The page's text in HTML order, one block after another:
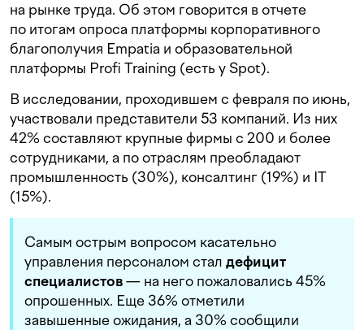
на рынке труда. Об этом говорится в отчете
по итогам опроса платформы корпоративного
благополучия Empatia и образовательной
платформы Profi Training (есть у Spot).
В исследовании, проходившем с февраля по июнь,
участвовали представители 53 компаний. Из них
42% составляют крупные фирмы с 200 и более
сотрудниками, а по отраслям преобладают
промышленность (30%), консалтинг (19%) и IT
(15%).
Самым острым вопросом касательно
управления персоналом стал дефицит
специалистов— на него пожаловались 45%
опрошенных. Еще 36% отметили
завышенные ожидания, а 30% сообщили